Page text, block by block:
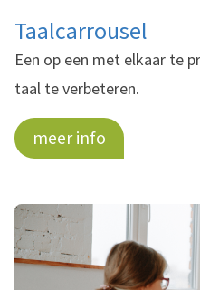
Taalcarrousel
Een op een met elkaar te
taal te verbeteren.
meer info